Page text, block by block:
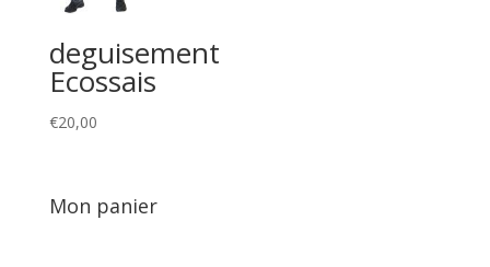
deguisement
Ecossais
€20,00
Mon panier